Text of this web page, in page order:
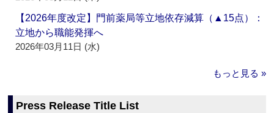
【2026年度改定】門前薬局等立地依存減算（▲15点）：
立地から職能発揮へ
2026年03月11日 (水)
もっと見る »
Press Release Title List